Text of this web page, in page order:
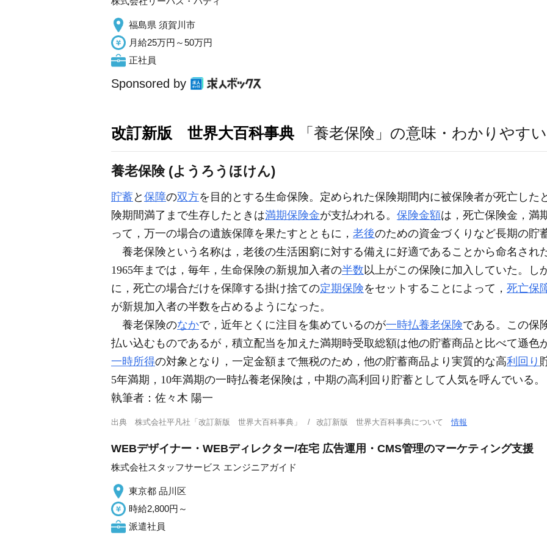
福島県 須賀川市
月給25万円～50万円
正社員
Sponsored by
改訂新版 世界大百科事典 「養老保険」の意味・わかりやす
養老保険 (ようろうほけん)
貯蓄と 保障の双方を目的とする生命保険。定められた保険期間内に被保険者が死亡した
険期間満了まで生存したときは満期保険金が支払われる。 保険金額は，死亡保険金，満
って，万一の場合の遺族保障を果たすとともに， 老後のための資金づくりなど長期の貯
養老保険という名称は，老後の生活困窮に対する備えに好適であることから命名され
1965年までは，毎年，生命保険の新規加入者の半数以上がこの保険に加入していた。し
に，死亡の場合だけを保障する掛け捨ての定期保険をセットすることによって， 死亡保
が新規加入者の半数を占めるようになった。
養老保険のなかで，近年とくに注目を集めているのが一時払養老保険である。この保
払い込むものであるが，積立配当を加えた満期時受取総額は他の貯蓄商品と比べて遜色
一時所得の対象となり，一定金額まで無税のため，他の貯蓄商品より実質的な高利回り
5年満期，10年満期の一時払養老保険は，中期の高利回り貯蓄として人気を呼んでいる。
執筆者： 佐々木 陽一
出典 株式会社平凡社「改訂新版 世界大百科事典」 改訂新版 世界大百科事典について情報
WEBデザイナー・WEBディレクター/在宅 広告運用・CMS管理のマーケティング支援
株式会社スタッフサービス エンジニアガイド
東京都 品川区
時給2,800円～
派遣社員